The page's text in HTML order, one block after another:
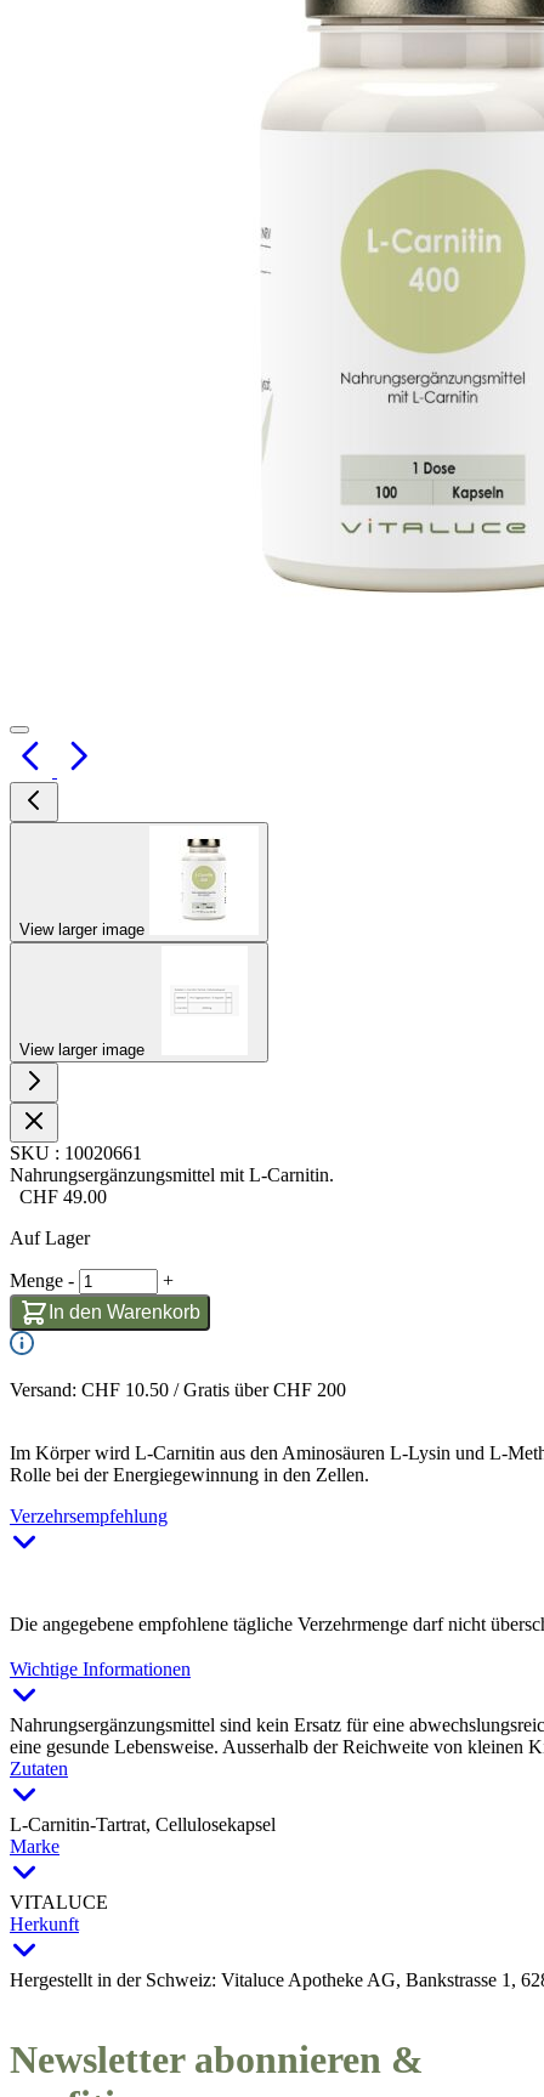
View larger image
View larger image
SKU : 10020661
Nahrungsergänzungsmittel mit L-Carnitin.
CHF 49.00
Auf Lager
Menge -
+
In den Warenkorb
Versand: CHF 10.50 / Gratis über CHF 200
Im Körper wird L-Carnitin aus den Aminosäuren L-Lysin und L-
Rolle bei der Energiegewinnung in den Zellen.
Verzehrsempfehlung
Die angegebene empfohlene tägliche Verzehrmenge darf nicht
Wichtige Informationen
Nahrungsergänzungsmittel sind kein Ersatz für eine
eine gesunde Lebensweise. Ausserhalb der Reichweite von kleinen
Zutaten
L-Carnitin-Tartrat, Cellulosekapsel
Marke
VITALUCE
Herkunft
Hergestellt in der Schweiz: Vitaluce Apotheke AG, Bankstrasse 1,
Newsletter abonnieren &